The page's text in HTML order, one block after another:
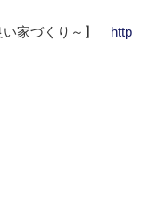
い家づくり～】
http